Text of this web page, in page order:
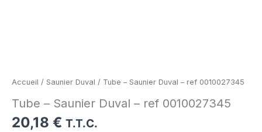
Accueil / Saunier Duval / Tube – Saunier Duval – ref 0010027345
Tube – Saunier Duval – ref 0010027345
20,18 € T.T.C.